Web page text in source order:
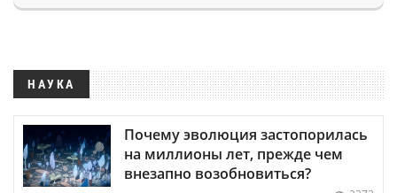
НАУКА
Почему эволюция застопорилась
на миллионы лет, прежде чем
внезапно возобновиться?